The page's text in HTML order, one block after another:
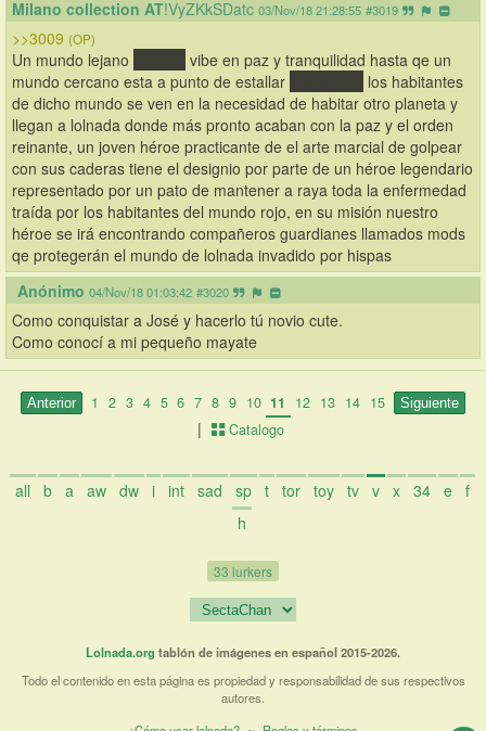
Milano collection AT!VyZKkSDatc 03/Nov/18 21:28:55 #3019
>>3009 (OP)
Un mundo lejano
vibe en paz y tranquilidad hasta qe un
mundo cercano esta a punto de estallar
los habitantes
de dicho mundo se ven en la necesidad de habitar otro planeta y
llegan a lolnada donde más pronto acaban con la paz y el orden
reinante, un joven héroe practicante de el arte marcial de golpear
con sus caderas tiene el designio por parte de un héroe legendario
representado por un pato de mantener a raya toda la enfermedad
traída por los habitantes del mundo rojo, en su misión nuestro
héroe se irá encontrando compañeros guardianes llamados mods
qe protegerán el mundo de lolnada invadido por hispas
Anónimo 04/Nov/18 01:03:42 #3020
Como conquistar a José y hacerlo tú novio cute.
Como conocí a mi pequeño mayate
1 2 3 4 5 6 7 8 9 10 11 12 13 14 15
| Catalogo
all b a aw dw i int sad sp t tor toy tv v x 34 e
f
h
33 lurkers
Lolnada.org tablón de imágenes en español 2015-2026.
Todo el contenido en esta página es propiedad y responsabilidad de sus respectivos
autores.